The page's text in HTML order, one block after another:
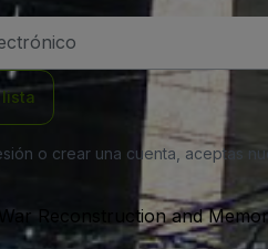
o crear una cuenta, aceptas
War Reconstruction and